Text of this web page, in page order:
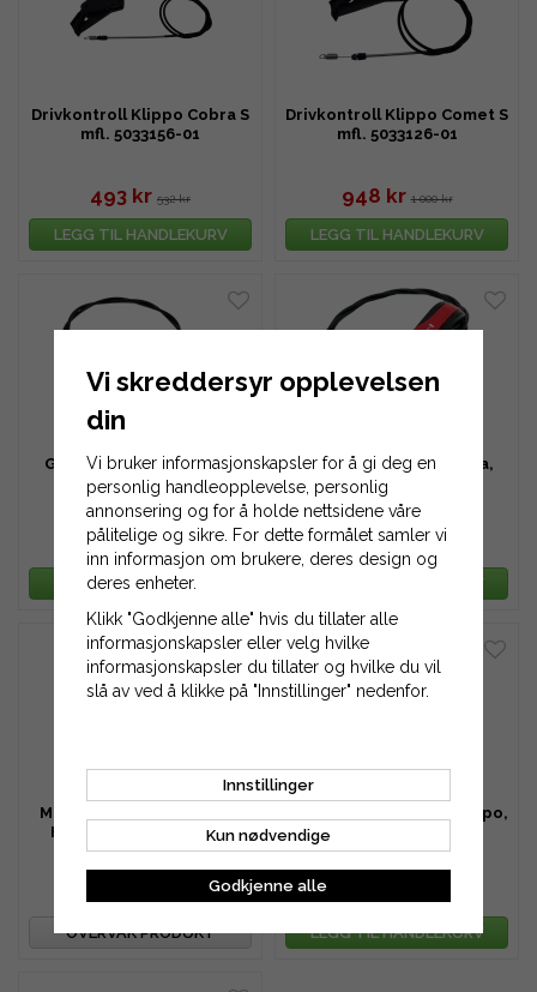
Drivkontroll Klippo Cobra S
mfl. 5033156-01
493 kr 532 kr
LEGG TIL HANDLEKURV
Drivkontroll Klippo Comet S
mfl. 5033126-01
948 kr 1 000 kr
LEGG TIL HANDLEKURV
Gassvaier til Husqvarna,
Jonsered mfl.
155 kr 623 kr
LEGG TIL HANDLEKURV
Gassvaier til Husqvarna,
Jonsered mfl.
311 kr
LEGG TIL HANDLEKURV
Motorbremsvaier Klippo,
Husqvarna 5854020-01
OVERVÅK PRODUKT
Motorbremsvaier til Klippo,
LEGG TIL HANDLEKURV
Vi skreddersyr opplevelsen
din
Vi bruker informasjonskapsler for å gi deg en
personlig handleopplevelse, personlig
annonsering og for å holde nettsidene våre
pålitelige og sikre. For dette formålet samler vi
inn informasjon om brukere, deres design og
deres enheter.
Klikk "Godkjenne alle" hvis du tillater alle
informasjonskapsler eller velg hvilke
informasjonskapsler du tillater og hvilke du vil
slå av ved å klikke på "Innstillinger" nedenfor.
Innstillinger
Kun nødvendige
Godkjenne alle